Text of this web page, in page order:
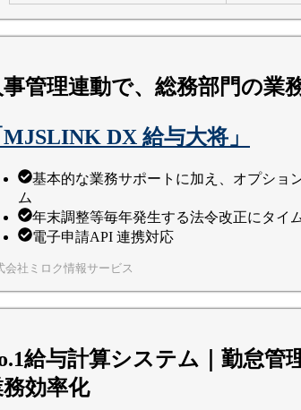
事管理連動で、総務部門の業
DX 給与大将」
基本的な業務サポートに加え、オプショ
ム
年末調整等毎年発生する法令改正にタイ
電子申請API 連携対応
会社ミロク情報サービス
給与計算システム｜勤怠管
効率化